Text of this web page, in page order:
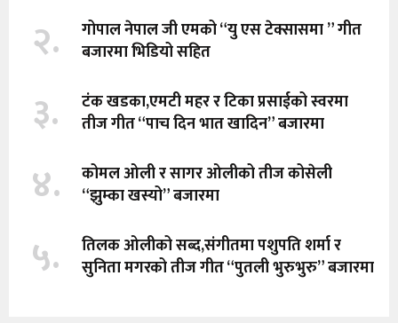
२.
गोपाल नेपाल जी एमको “यु एस टेक्सासमा ” गीत
बजारमा भिडियो सहित
३.
टंक खडका,एमटी महर र टिका प्रसाईको स्वरमा
तीज गीत “पाच दिन भात खादिन” बजारमा
४.
कोमल ओली र सागर ओलीको तीज कोसेली
“झुम्का खस्यो” बजारमा
५.
तिलक ओलीको सब्द,संगीतमा पशुपति शर्मा र
सुनिता मगरको तीज गीत “पुतली भुरुभुरु” बजारमा